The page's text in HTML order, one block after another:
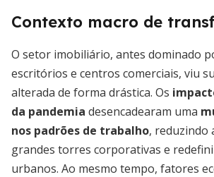
Contexto macro de
O setor imobiliário, antes dominado
escritórios e centros comerciais, viu
alterada de forma drástica. Os
da pandemia desencadearam uma
nos padrões de trabalho, reduzindo
grandes torres corporativas e
urbanos. Ao mesmo tempo, fatores